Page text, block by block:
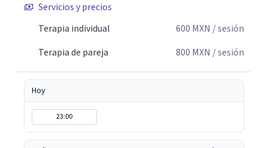
Servicios y precios
Terapia individual
600 MXN / sesión
Terapia de pareja
800 MXN / sesión
Hoy
23:00